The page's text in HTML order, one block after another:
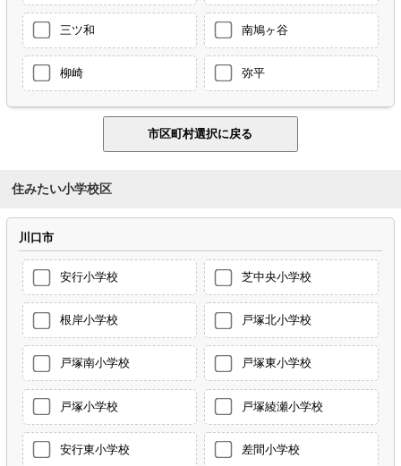
三ツ和 南鳩ヶ谷
柳崎 弥平
住みたい小学校区
川口市
安行小学校 芝中央小学校
根岸小学校 戸塚北小学校
戸塚南小学校 戸塚東小学校
戸塚小学校 戸塚綾瀬小学校
安行東小学校 差間小学校